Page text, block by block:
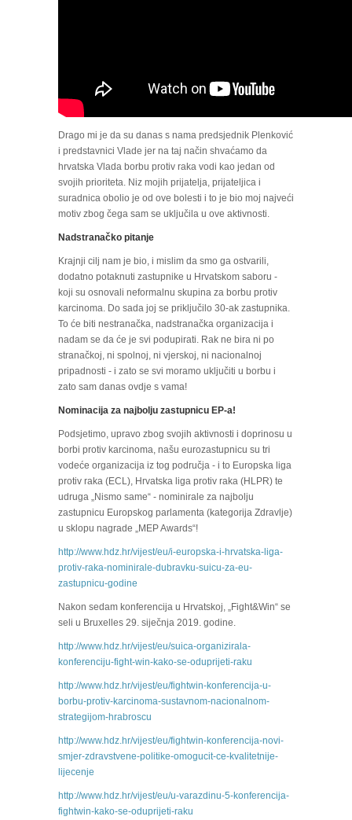
Drago mi je da su danas s nama predsjednik Plenković
i predstavnici Vlade jer na taj način shvaćamo da
hrvatska Vlada borbu protiv raka vodi kao jedan od
svojih prioriteta. Niz mojih prijatelja, prijateljica i
suradnica obolio je od ove bolesti i to je bio moj najveći
motiv zbog čega sam se uključila u ove aktivnosti.
Nadstranačko pitanje
Krajnji cilj nam je bio, i mislim da smo ga ostvarili,
dodatno potaknuti zastupnike u Hrvatskom saboru -
koji su osnovali neformalnu skupina za borbu protiv
karcinoma. Do sada joj se priključilo 30-ak zastupnika.
To će biti nestranačka, nadstranačka organizacija i
nadam se da će je svi podupirati. Rak ne bira ni po
stranačkoj, ni spolnoj, ni vjerskoj, ni nacionalnoj
pripadnosti - i zato se svi moramo uključiti u borbu i
zato sam danas ovdje s vama!
Nominacija za najbolju zastupnicu EP-a!
Podsjetimo, upravo zbog svojih aktivnosti i doprinosu u
borbi protiv karcinoma, našu eurozastupnicu su tri
vodeće organizacija iz tog područja - i to Europska liga
protiv raka (ECL), Hrvatska liga protiv raka (HLPR) te
udruga „Nismo same“ - nominirale za najbolju
zastupnicu Europskog parlamenta (kategorija Zdravlje)
u sklopu nagrade „MEP Awards“!
http://www.hdz.hr/vijest/eu/i-europska-i-hrvatska-liga-
protiv-raka-nominirale-dubravku-suicu-za-eu-
zastupnicu-godine
Nakon sedam konferencija u Hrvatskoj, „Fight&Win“ se
seli u Bruxelles 29. siječnja 2019. godine.
http://www.hdz.hr/vijest/eu/suica-organizirala-
konferenciju-fight-win-kako-se-oduprijeti-raku
http://www.hdz.hr/vijest/eu/fightwin-konferencija-u-
borbu-protiv-karcinoma-sustavnom-nacionalnom-
strategijom-hrabroscu
http://www.hdz.hr/vijest/eu/fightwin-konferencija-novi-
smjer-zdravstvene-politike-omogucit-ce-kvalitetnije-
lijecenje
http://www.hdz.hr/vijest/eu/u-varazdinu-5-konferencija-
fightwin-kako-se-oduprijeti-raku